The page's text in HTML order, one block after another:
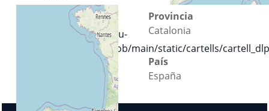
https://gitlab.com/caliu-
cat/www.caliu.cat/-/blob/main/static/cartells/
Provincia
Catalonia
País
España